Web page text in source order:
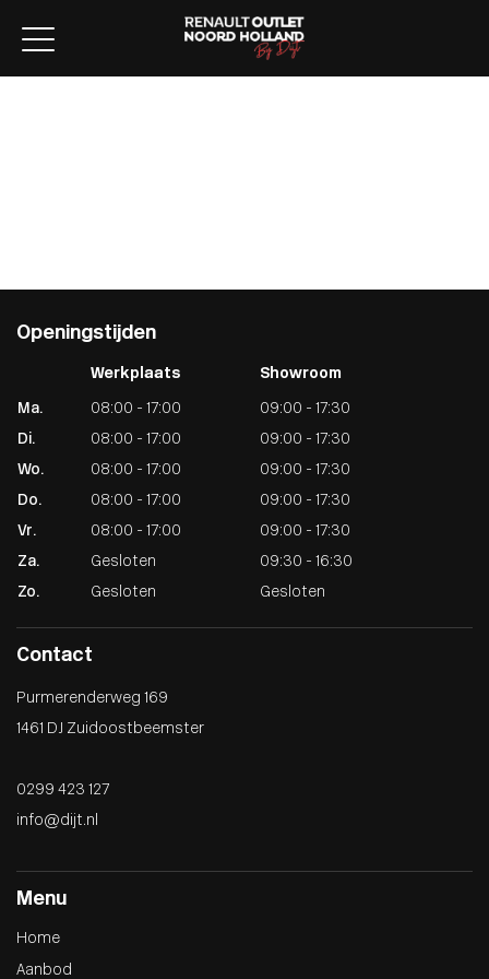
Openingstijden
Werkplaats Showroom
Ma. 08:00 - 17:00
09:00 - 17:30
Di.
08:00 - 17:00
09:00 - 17:30
Wo.
08:00 - 17:00
09:00 - 17:30
Do.
08:00 - 17:00
09:00 - 17:30
Vr.
08:00 - 17:00
09:00 - 17:30
Za.
Gesloten
09:30 - 16:30
Zo.
Gesloten Gesloten
Contact
Purmerenderweg 169
1461 DJ Zuidoostbeemster
0299 423 127
info@dijt.nl
Menu
Home
Aanbod